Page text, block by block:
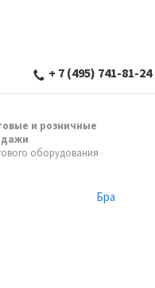
+ 7 (495) 741-81-24
и розничные
оборудования
Бра